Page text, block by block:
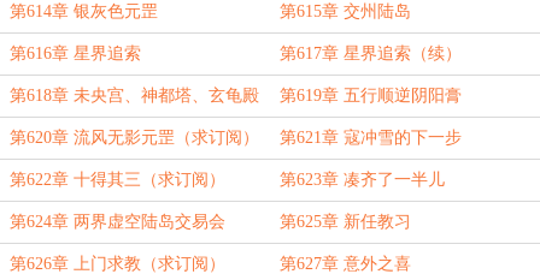
第614章 银灰色元罡 第615章 交州陆岛
第616章 星界追索 第617章 星界追索（续）
第618章 未央宫、神都塔、玄龟殿 第619章 五行顺逆阴阳膏
第620章 流风无影元罡（求订阅） 第621章 寇冲雪的下一步
第622章 十得其三（求订阅） 第623章 凑齐了一半儿
第624章 两界虚空陆岛交易会 第625章 新任教习
第626章 上门求教（求订阅） 第627章 意外之喜